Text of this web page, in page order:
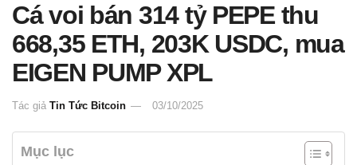
Cá voi bán 314 tỷ PEPE thu
668,35 ETH, 203K USDC, mua
EIGEN PUMP XPL
Tác giả Tin Tức Bitcoin 03/10/2025
Mục lục